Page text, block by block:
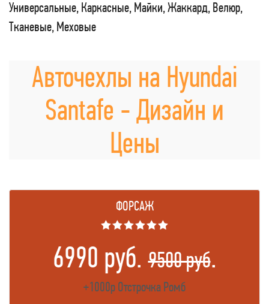
Универсальные, Каркасные, Майки, Жаккард, Велюр,
Тканевые, Меховые
Авточехлы на Hyundai
Santafe - Дизайн и
Цены
ФОРСАЖ
★★★★★★
6990 руб.9500 руб.
+1000р Отстрочка Ромб